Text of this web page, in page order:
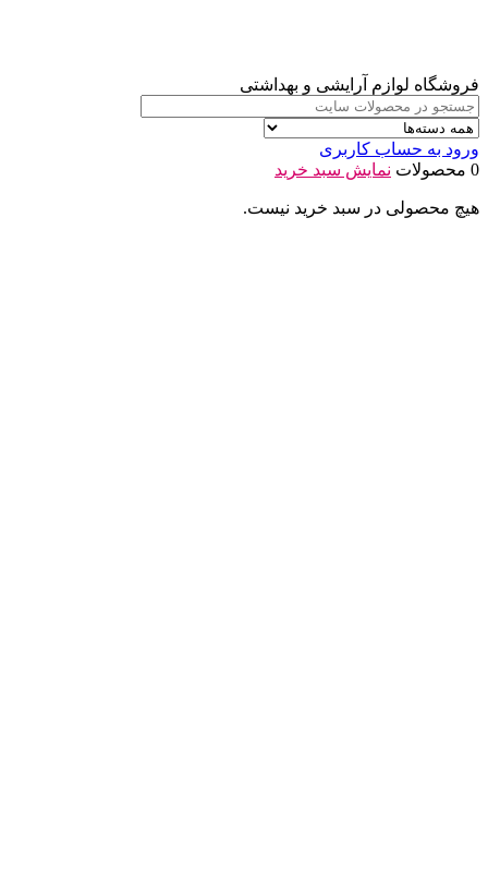
فروشگاه لوازم آرایشی و بهداشتی
ورود به حساب کاربری
0 محصولات
نمایش سبد خرید
هیچ محصولی در سبد خرید نیست.